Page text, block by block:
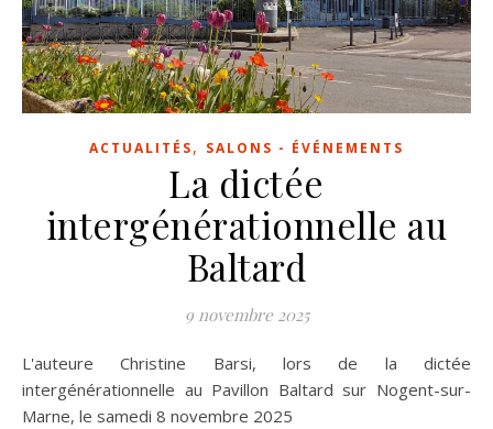
ACTUALITÉS, SALONS - ÉVÉNEMENTS
La dictée
intergénérationnelle au
Baltard
9 novembre 2025
L'auteure Christine Barsi, lors de la dictée
intergénérationnelle au Pavillon Baltard sur Nogent-sur-
Marne, le samedi 8 novembre 2025